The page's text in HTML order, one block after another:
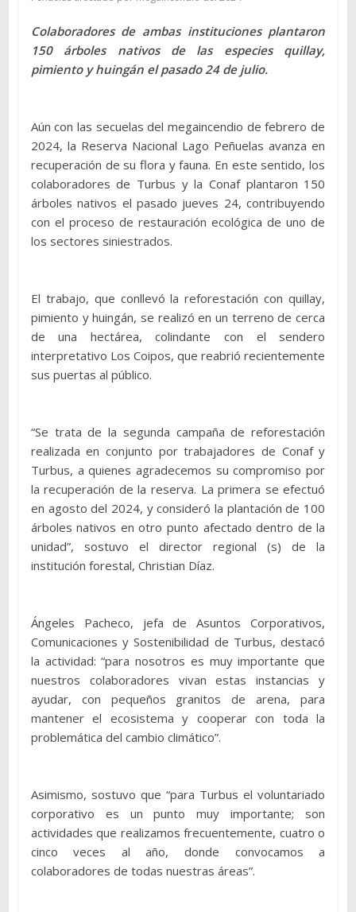
Colaboradores de ambas instituciones plantaron
150 árboles nativos de las especies quillay,
pimiento y huingán el pasado 24 de julio.
Aún con las secuelas del megaincendio de febrero de
2024, la Reserva Nacional Lago Peñuelas avanza en
recuperación de su flora y fauna. En este sentido, los
colaboradores de Turbus y la Conaf plantaron 150
árboles nativos el pasado jueves 24, contribuyendo
con el proceso de restauración ecológica de uno de
los sectores siniestrados.
El trabajo, que conllevó la reforestación con quillay,
pimiento y huingán, se realizó en un terreno de cerca
de una hectárea, colindante con el sendero
interpretativo Los Coipos, que reabrió recientemente
sus puertas al público.
“Se trata de la segunda campaña de reforestación
realizada en conjunto por trabajadores de Conaf y
Turbus, a quienes agradecemos su compromiso por
la recuperación de la reserva. La primera se efectuó
en agosto del 2024, y consideró la plantación de 100
árboles nativos en otro punto afectado dentro de la
unidad”, sostuvo el director regional (s) de la
institución forestal, Christian Díaz.
Ángeles Pacheco, jefa de Asuntos Corporativos,
Comunicaciones y Sostenibilidad de Turbus, destacó
la actividad: “para nosotros es muy importante que
nuestros colaboradores vivan estas instancias y
ayudar, con pequeños granitos de arena, para
mantener el ecosistema y cooperar con toda la
problemática del cambio climático”.
Asimismo, sostuvo que “para Turbus el voluntariado
corporativo es un punto muy importante; son
actividades que realizamos frecuentemente, cuatro o
cinco veces al año, donde convocamos a
colaboradores de todas nuestras áreas”.